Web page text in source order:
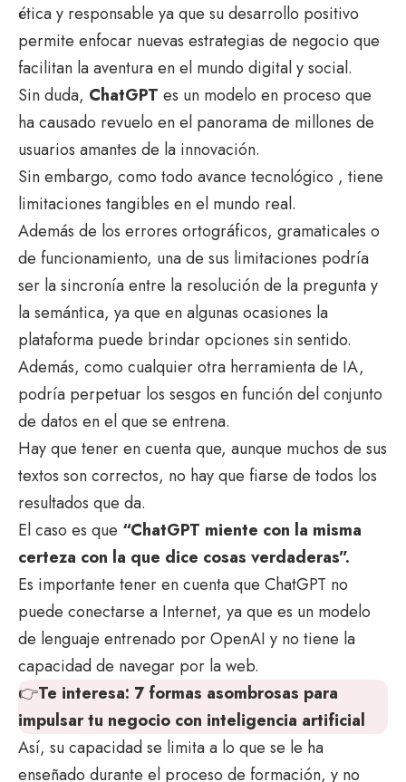
ética y responsable ya que su desarrollo positivo
permite enfocar nuevas estrategias de negocio que
facilitan la aventura en el mundo digital y social.
Sin duda, ChatGPT es un modelo en proceso que
ha causado revuelo en el panorama de millones de
usuarios amantes de la innovación.
Sin embargo, como todo avance tecnológico , tiene
limitaciones tangibles en el mundo real.
Además de los errores ortográficos, gramaticales o
de funcionamiento, una de sus limitaciones podría
ser la sincronía entre la resolución de la pregunta y
la semántica, ya que en algunas ocasiones la
plataforma puede brindar opciones sin sentido.
Además, como cualquier otra herramienta de IA,
podría perpetuar los sesgos en función del conjunto
de datos en el que se entrena.
Hay que tener en cuenta que, aunque muchos de sus
textos son correctos, no hay que fiarse de todos los
resultados que da.
El caso es que “ChatGPT miente con la misma
certeza con la que dice cosas verdaderas”.
Es importante tener en cuenta que ChatGPT no
puede conectarse a Internet, ya que es un modelo
de lenguaje entrenado por OpenAI y no tiene la
capacidad de navegar por la web.
👉Te interesa: 7 formas asombrosas para
impulsar tu negocio con inteligencia artificial
Así, su capacidad se limita a lo que se le ha
enseñado durante el proceso de formación, y no